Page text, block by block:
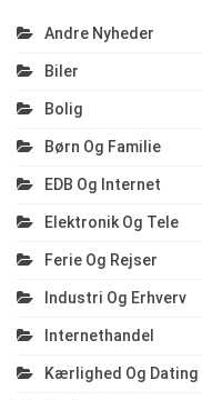
Andre Nyheder
Biler
Bolig
Børn Og Familie
EDB Og Internet
Elektronik Og Tele
Ferie Og Rejser
Industri Og Erhverv
Internethandel
Kærlighed Og Dating